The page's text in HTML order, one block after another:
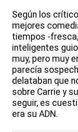
Según los
mejores
tiempos -
inteligentes
muy, pero muy
parecía
delataban que
sobre Carrie y
seguir, es
era su ADN.